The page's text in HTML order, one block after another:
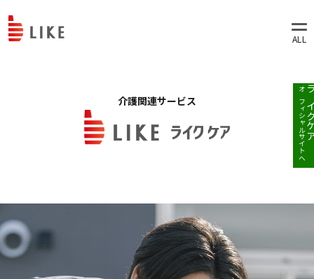
ラ
オフィシャルサイトへ
介護関連サービス